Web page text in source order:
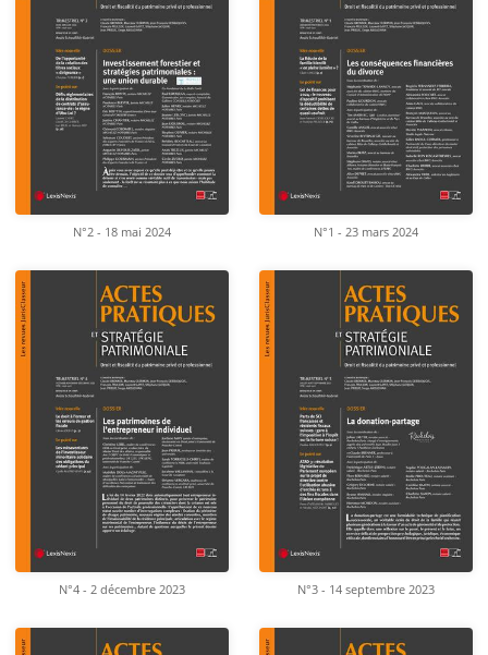
N°2 - 18 mai 2024 N°1 - 23 mars 2024
N°4 - 2 décembre 2023 N°3 - 14 septembre 2023